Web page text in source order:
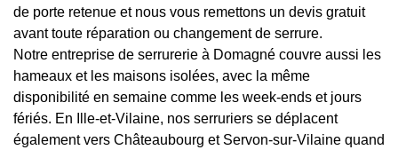
de porte retenue et nous vous remettons un devis gratuit
avant toute réparation ou changement de serrure.
Notre entreprise de serrurerie à Domagné couvre aussi les
hameaux et les maisons isolées, avec la même
disponibilité en semaine comme les week-ends et jours
fériés. En Ille-et-Vilaine, nos serruriers se déplacent
également vers Châteaubourg et Servon-sur-Vilaine quand